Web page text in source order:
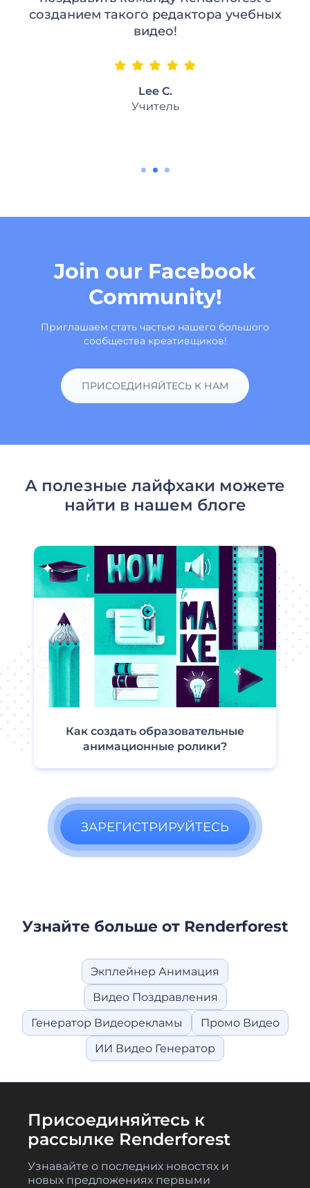
созданием такого редактора учебных
видео!
Lee C.
Учитель
Join our Facebook
Community!
Приглашаем стать частью нашего большого
сообщества креативщиков!
ПРИСОЕДИНЯЙТЕСЬ К НАМ
А полезные лайфхаки можете
найти в нашем блоге
Как создать образовательные
анимационные ролики?
ЗАРЕГИСТРИРУЙТЕСЬ
Узнайте больше от Renderforest
Экплейнер Анимация
Видео Поздравления
Генератор Видеорекламы
Промо Видео
ИИ Видео Генератор
Присоединяйтесь к
рассылке Renderforest
Узнавайте о последних новостях и
новых предложениях первыми